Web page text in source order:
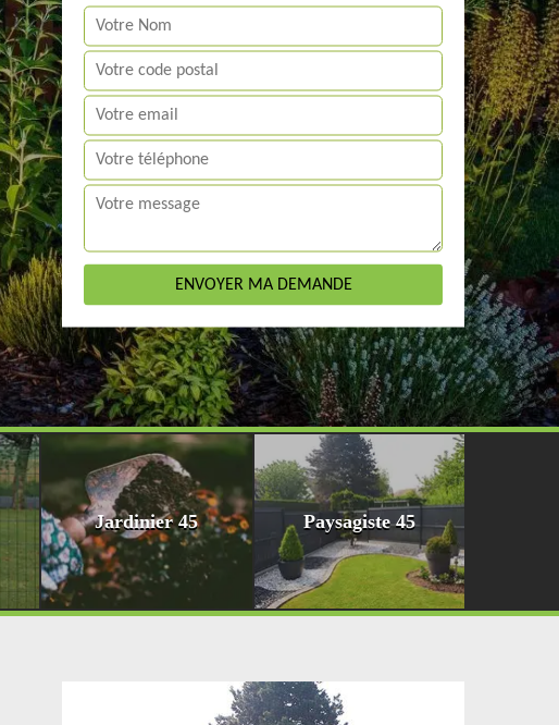
Jardinier 45 Paysagiste 45